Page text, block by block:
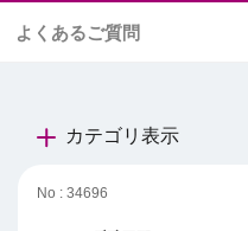
よくあるご質問
カテゴリ表示
No : 34696